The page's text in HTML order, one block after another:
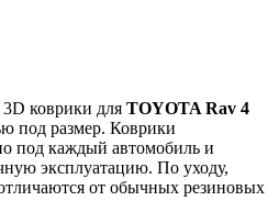
коврики для TOYOTA Rav 4
под размер. Коврики
под каждый автомобиль и
эксплуатацию. По уходу,
от обычных резиновых